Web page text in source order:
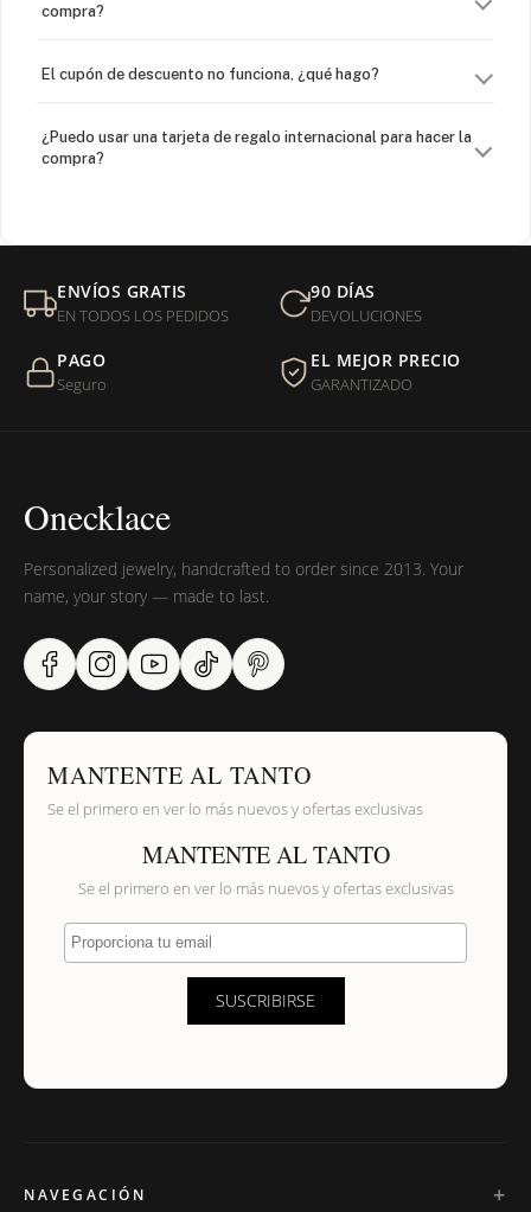
compra?
El cupón de descuento no funciona, ¿qué hago?
¿Puedo usar una tarjeta de regalo internacional para hacer la
compra?
Mi orden fue devuelta por USPS, ¿qué hago para que sea
entregada?
¿Sus productos son libres de níquel?
ENVÍOS GRATIS
EN TODOS LOS PEDIDOS
90 DÍAS
DEVOLUCIONES
PAGO
Seguro
EL MEJOR PRECIO
GARANTIZADO
Onecklace
Personalized jewelry, handcrafted to order since 2013. Your
name, your story — made to last.
MANTENTE AL TANTO
Se el primero en ver lo más nuevos y ofertas exclusivas
MANTENTE AL TANTO
Se el primero en ver lo más nuevos y ofertas exclusivas
Proporciona tu email
SUSCRIBIRSE
NAVEGACIÓN